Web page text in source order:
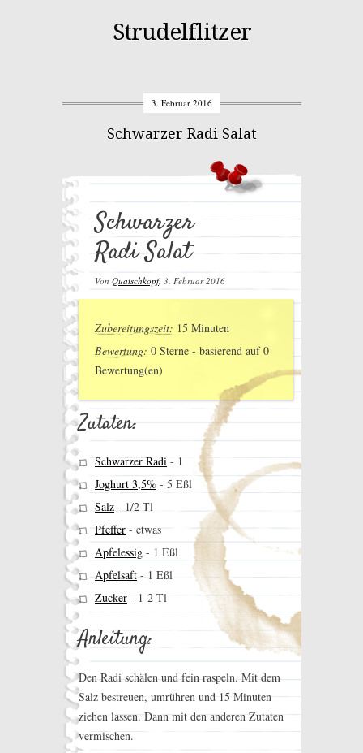
Strudelflitzer
3. Februar 2016
Schwarzer Radi Salat
Schwarzer
Radi Salat
Von Quatschkopf, 3. Februar 2016
Zubereitungszeit: 15 Minuten
Bewertung: 0Sterne - basierend auf0
Bewertung(en)
Zutaten:
Schwarzer Radi- 1
Joghurt 3,5% - 5 Eßl
Salz- 1/2 Tl
Pfeffer- etwas
Apfelessig- 1 Eßl
Apfelsaft- 1 Eßl
Zucker-1-2 Tl
Anleitung:
Den Radi schälen und fein raspeln. Mit dem
Salz bestreuen, umrühren und 15 Minuten
ziehen lassen. Dann mit den anderen Zutaten
vermischen.